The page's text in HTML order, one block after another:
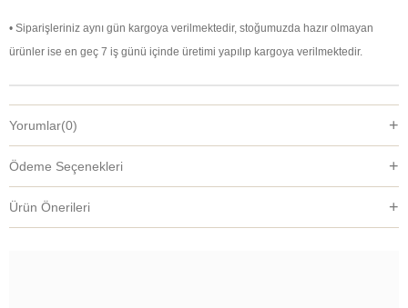
• Siparişleriniz aynı gün kargoya verilmektedir, stoğumuzda hazır olmayan
ürünler ise en geç 7 iş günü içinde üretimi yapılıp kargoya verilmektedir.
Yorumlar(0)
Ödeme Seçenekleri
Ürün Önerileri